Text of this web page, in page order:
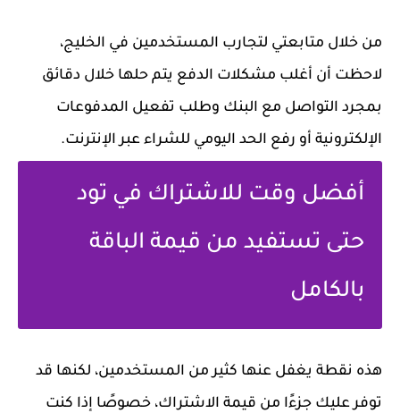
من خلال متابعتي لتجارب المستخدمين في الخليج،
لاحظت أن أغلب مشكلات الدفع يتم حلها خلال دقائق
بمجرد التواصل مع البنك وطلب تفعيل المدفوعات
الإلكترونية أو رفع الحد اليومي للشراء عبر الإنترنت.
أفضل وقت للاشتراك في تود
حتى تستفيد من قيمة الباقة
بالكامل
هذه نقطة يغفل عنها كثير من المستخدمين، لكنها قد
توفر عليك جزءًا من قيمة الاشتراك، خصوصًا إذا كنت